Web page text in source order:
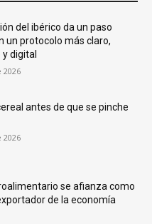
del ibérico da un paso
un protocolo más claro,
digital
2026
antes de que se pinche
2026
se afianza como
de la economía